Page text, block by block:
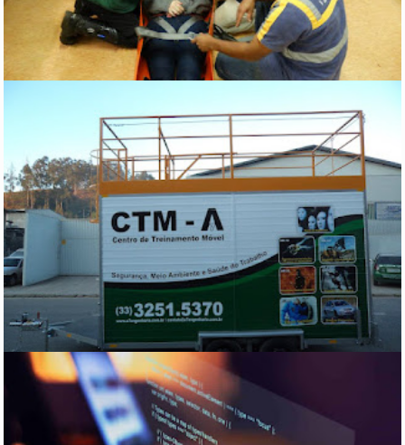
PAULO FRANCKLIN DIFERENCIAL 19 AUGUST 2021
Treinamentos
Empresa com profissionais de amplo
conhecimento, qualificação e vasta
experiência no que diz
PAULO FRANCKLIN DIFERENCIAL 17 AUGUST 2012